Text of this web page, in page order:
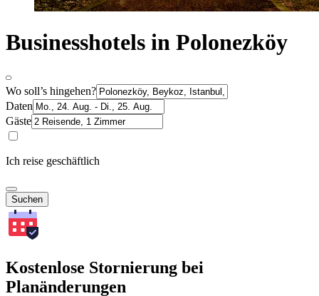
Businesshotels in Polonezköy
Wo soll’s hingehen?
Daten
Gäste
Ich reise geschäftlich
Suchen
Kostenlose Stornierung bei
Planänderungen